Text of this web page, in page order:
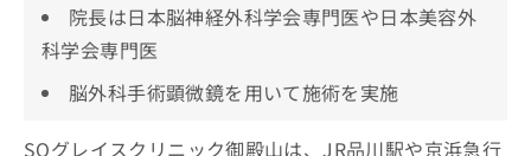
院長は日本脳神経外科学会専門医や日本美容外
科学会専門医
脳外科手術顕微鏡を用いて施術を実施
SOグレイスクリニック御殿山は、JR品川駅や京浜急行